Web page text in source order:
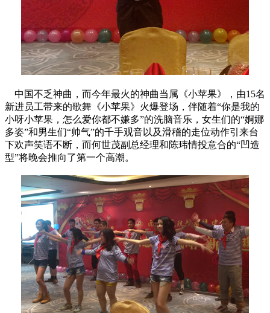
中国不乏神曲，而今年最火的神曲当属《小苹果》，由15名
新进员工带来的歌舞《小苹果》火爆登场，伴随着“你是我的
小呀小苹果，怎么爱你都不嫌多”的洗脑音乐，女生们的“婀娜
多姿”和男生们“帅气”的千手观音以及滑稽的走位动作引来台
下欢声笑语不断，而何世茂副总经理和陈玮情投意合的“凹造
型”将晚会推向了第一个高潮。